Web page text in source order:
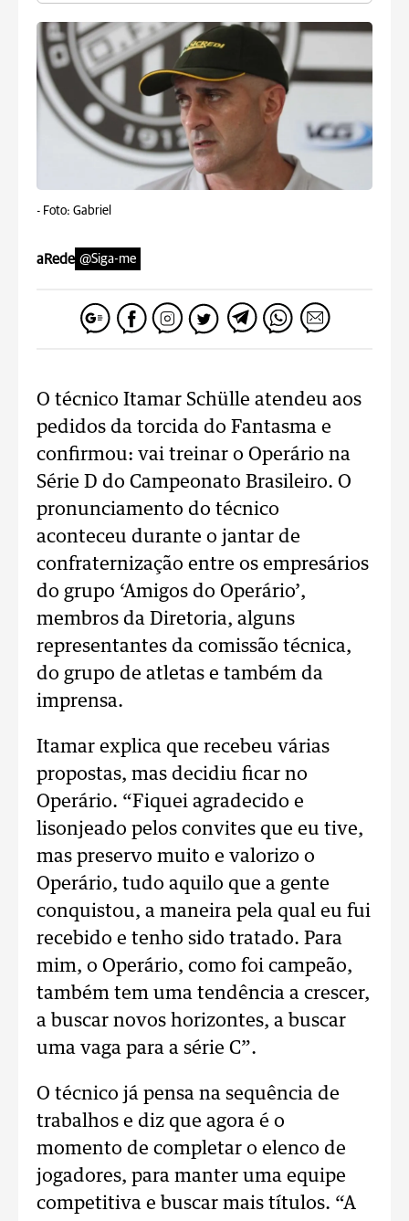
- Foto: Gabriel
aRede @Siga-me
O técnico Itamar Schülle atendeu aos
pedidos da torcida do Fantasma e
confirmou: vai treinar o Operário na
Série D do Campeonato Brasileiro. O
pronunciamento do técnico
aconteceu durante o jantar de
confraternização entre os empresários
do grupo ‘Amigos do Operário’,
membros da Diretoria, alguns
representantes da comissão técnica,
do grupo de atletas e também da
imprensa.
Itamar explica que recebeu várias
propostas, mas decidiu ficar no
Operário. “Fiquei agradecido e
lisonjeado pelos convites que eu tive,
mas preservo muito e valorizo o
Operário, tudo aquilo que a gente
conquistou, a maneira pela qual eu fui
recebido e tenho sido tratado. Para
mim, o Operário, como foi campeão,
também tem uma tendência a crescer,
a buscar novos horizontes, a buscar
uma vaga para a série C”.
O técnico já pensa na sequência de
trabalhos e diz que agora é o
momento de completar o elenco de
jogadores, para manter uma equipe
competitiva e buscar mais títulos. “A